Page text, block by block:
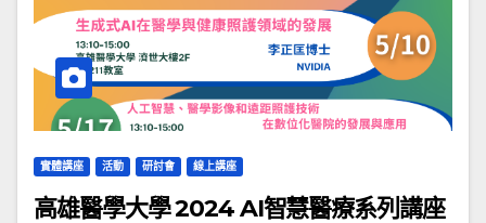
實體講座 活動 研討會 線上講座
高雄醫學大學 2024 AI智慧醫療系列講座